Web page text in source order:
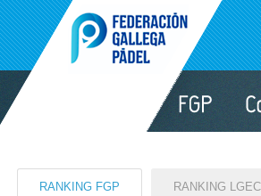
RANKING FGP RANKING LGEC